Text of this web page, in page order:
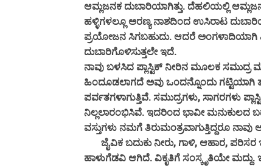
ಆಮ್ಲಜನಕ ದುಬಾರಿಯಾಗಿತ್ತು. ದೆಹಲಿಯಲ್ಲಿ
ಹಳ್ಳಿಗಳಲ್ಲೂ ಅರಣ್ಯ ನಾಶದಿಂದ ಉಸಿರಾಟ
ಪ್ರಯೋಜನ ಸಿಗಬಹುದು. ಆದರೆ ಅಂಗಳಾದಿಯಾಗಿ
ದುಬಾರಿಗೊಳಿಸುತ್ತಲೇ ಇದೆ.
ನಾವು ಬಳಸಿದ ಪ್ಲಾಸ್ಟಿಕ್ ನೀರಿನ ಮೂಲಕ ಸಮುದ್ರ
ಹಿಂದೂಡಲಾಗದೆ ಅವು ಒಂದನ್ನೊಂದು ಗಟ್ಟಿಯಾಗಿ
ಪರ್ವತಗಳಾಗುತ್ತಿವೆ. ಸಮುದ್ರಗಳು, ಸಾಗರಗಳು
ನಿಲ್ಲಲಾರಂಭಿಸಿವೆ. ಇದರಿಂದ ಭಾವೀ ಮನುಕುಲದ
ವಸ್ತುಗಳು ನಮಗೆ ತಿರುಮಂತ್ರವಾಗುತ್ತಿದ್ದರೂ ನಾವು
ಜೈವಿಕ ಬದುಕು ನೀರು, ಗಾಳಿ, ಆಹಾರ, ಪರಿಸರ
ಹಾಳುಗೆಡವಿ ಆಗಿದೆ. ವಿಕೃತಿಗೆ ಸಂಸ್ಕೃತಿಯೇ ಮದ್ದು.